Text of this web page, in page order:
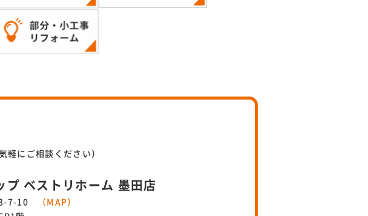
軽にご相談ください）
ベストリホーム 墨田店
3-7-10
（MAP）